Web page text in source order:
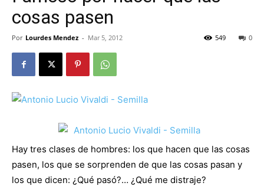
cosas pasen
Por Lourdes Mendez - Mar 5, 2012 0
549
Hay tres clases de hombres: los que hacen que las cosas
pasen, los que se sorprenden de que las cosas pasan y
los que dicen: ¿Qué pasó?… ¿Qué me distraje?